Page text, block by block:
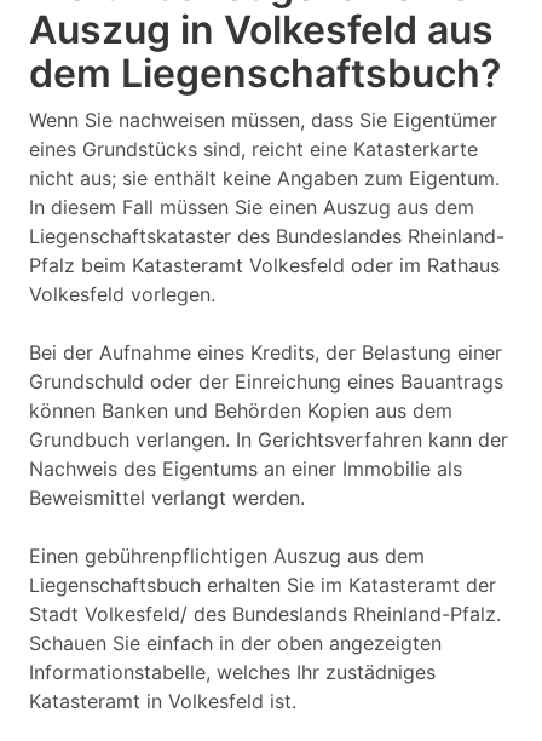
Auszug in Volkesfeld aus
dem Liegenschaftsbuch?
Wenn Sie nachweisen müssen, dass Sie Eigentümer
eines Grundstücks sind, reicht eine Katasterkarte
nicht aus; sie enthält keine Angaben zum Eigentum.
In diesem Fall müssen Sie einen Auszug aus dem
Liegenschaftskataster des Bundeslandes Rheinland-
Pfalz beim Katasteramt Volkesfeld oder im Rathaus
Volkesfeld vorlegen.
Bei der Aufnahme eines Kredits, der Belastung einer
Grundschuld oder der Einreichung eines Bauantrags
können Banken und Behörden Kopien aus dem
Grundbuch verlangen. In Gerichtsverfahren kann der
Nachweis des Eigentums an einer Immobilie als
Beweismittel verlangt werden.
Einen gebührenpflichtigen Auszug aus dem
Liegenschaftsbuch erhalten Sie im Katasteramt der
Stadt Volkesfeld/ des Bundeslands Rheinland-Pfalz.
Schauen Sie einfach in der oben angezeigten
Informationstabelle, welches Ihr zustädniges
Katasteramt in Volkesfeld ist.